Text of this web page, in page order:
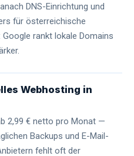
DNS-Einrichtung und
für österreichische
rankt lokale Domains
Webhosting in
2,99 € netto pro Monat —
Backups und E-Mail-
fehlt oft der